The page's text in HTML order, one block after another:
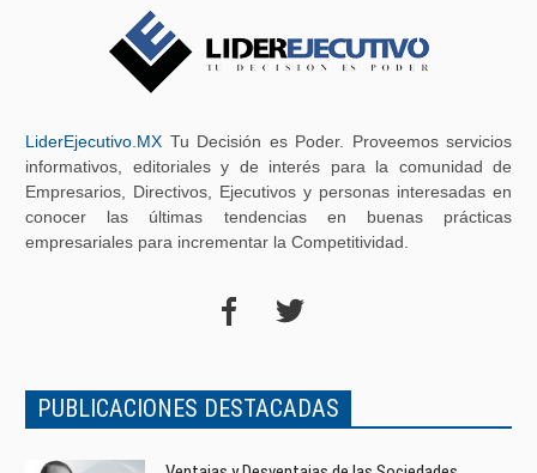
LiderEjecutivo.MX Tu Decisión es Poder. Proveemos servicios
informativos, editoriales y de interés para la comunidad de
Empresarios, Directivos, Ejecutivos y personas interesadas en
conocer las últimas tendencias en buenas prácticas
empresariales para incrementar la Competitividad.
PUBLICACIONES DESTACADAS